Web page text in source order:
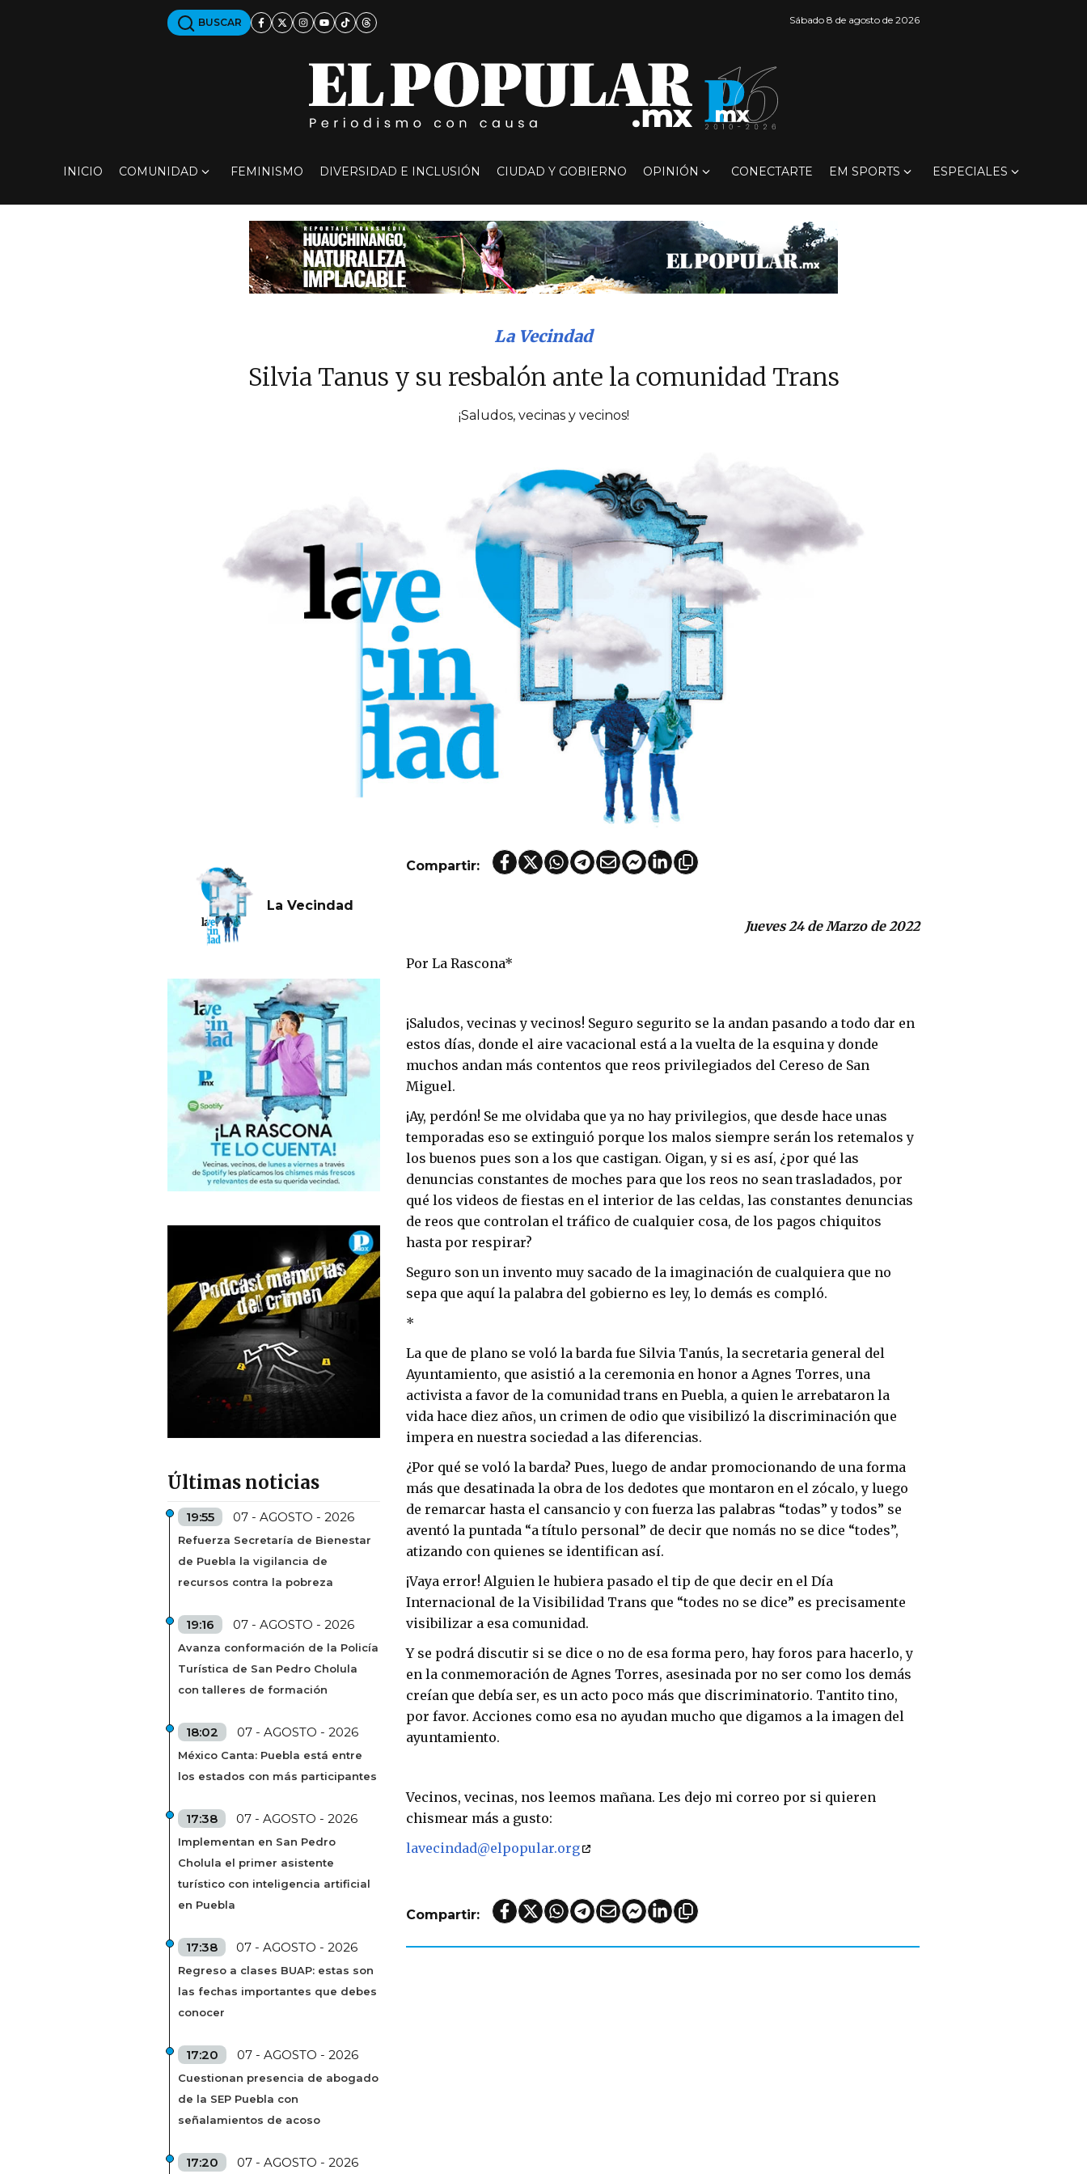
BUSCAR Sábado 8 de agosto de 2026
INICIO COMUNIDAD FEMINISMO DIVERSIDAD E INCLUSIÓN CIUDAD Y GOBIERNO OPINIÓN CONECTARTE EM SPORTS ESPECIALES
La Vecindad
Silvia Tanus y su resbalón ante la comunidad Trans
¡Saludos, vecinas y vecinos!
La Vecindad
Últimas noticias
19:55 07 - AGOSTO - 2026
Refuerza Secretaría de Bienestar
de Puebla la vigilancia de
recursos contra la pobreza
19:16 07 - AGOSTO - 2026
Avanza conformación de la Policía
Turística de San Pedro Cholula
con talleres de formación
18:02 07 - AGOSTO - 2026
México Canta: Puebla está entre
los estados con más participantes
17:38 07 - AGOSTO - 2026
Implementan en San Pedro
Cholula el primer asistente
turístico con inteligencia artificial
en Puebla
17:38 07 - AGOSTO - 2026
Regreso a clases BUAP: estas son
las fechas importantes que debes
conocer
17:20 07 - AGOSTO - 2026
Cuestionan presencia de abogado
de la SEP Puebla con
señalamientos de acoso
17:20 07 - AGOSTO - 2026
Compartir:
Jueves 24 de Marzo de 2022
Por La Rascona*
¡Saludos, vecinas y vecinos! Seguro segurito se la andan pasando a todo dar en
estos días, donde el aire vacacional está a la vuelta de la esquina y donde
muchos andan más contentos que reos privilegiados del Cereso de San
Miguel.
¡Ay, perdón! Se me olvidaba que ya no hay privilegios, que desde hace unas
temporadas eso se extinguió porque los malos siempre serán los retemalos y
los buenos pues son a los que castigan. Oigan, y si es así, ¿por qué las
denuncias constantes de moches para que los reos no sean trasladados, por
qué los videos de fiestas en el interior de las celdas, las constantes denuncias
de reos que controlan el tráfico de cualquier cosa, de los pagos chiquitos
hasta por respirar?
Seguro son un invento muy sacado de la imaginación de cualquiera que no
sepa que aquí la palabra del gobierno es ley, lo demás es compló.
*
La que de plano se voló la barda fue Silvia Tanús, la secretaria general del
Ayuntamiento, que asistió a la ceremonia en honor a Agnes Torres, una
activista a favor de la comunidad trans en Puebla, a quien le arrebataron la
vida hace diez años, un crimen de odio que visibilizó la discriminación que
impera en nuestra sociedad a las diferencias.
¿Por qué se voló la barda? Pues, luego de andar promocionando de una forma
más que desatinada la obra de los dedotes que montaron en el zócalo, y luego
de remarcar hasta el cansancio y con fuerza las palabras “todas” y todos” se
aventó la puntada “a título personal” de decir que nomás no se dice “todes”,
atizando con quienes se identifican así.
¡Vaya error! Alguien le hubiera pasado el tip de que decir en el Día
Internacional de la Visibilidad Trans que “todes no se dice” es precisamente
visibilizar a esa comunidad.
Y se podrá discutir si se dice o no de esa forma pero, hay foros para hacerlo, y
en la conmemoración de Agnes Torres, asesinada por no ser como los demás
creían que debía ser, es un acto poco más que discriminatorio. Tantito tino,
por favor. Acciones como esa no ayudan mucho que digamos a la imagen del
ayuntamiento.
Vecinos, vecinas, nos leemos mañana. Les dejo mi correo por si quieren
chismear más a gusto:
lavecindad@elpopular.org
Compartir: